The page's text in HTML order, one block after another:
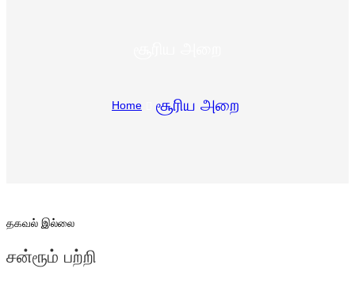
Eesti
Home சூரிய அறை
தகவல் இல்லை
சன்ரூம் பற்றி